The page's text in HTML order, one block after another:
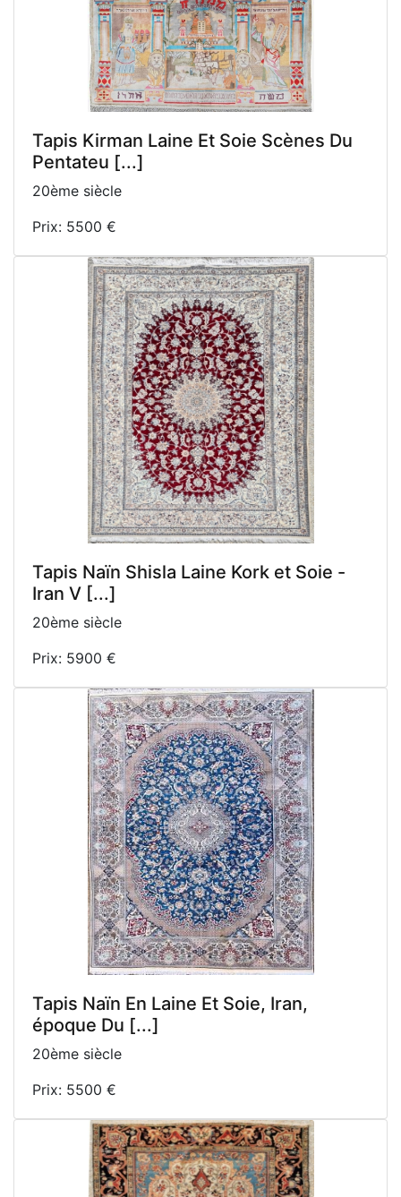
Tapis Kirman Laine Et Soie Scènes Du
Pentateu [...]
20ème siècle
Prix: 5500 €
Tapis Naïn Shisla Laine Kork et Soie -
Iran V [...]
20ème siècle
Prix: 5900 €
Tapis Naïn En Laine Et Soie, Iran,
époque Du [...]
20ème siècle
Prix: 5500 €